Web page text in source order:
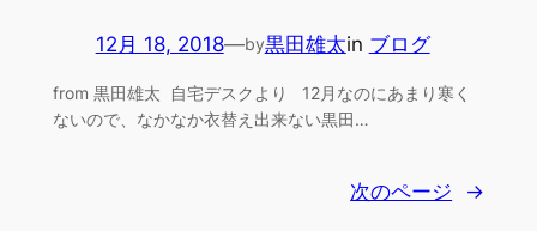
12月 18, 2018—by黒田雄太in ブログ
from 黒田雄太 自宅デスクより 12月なのにあまり寒く
ないので、なかなか衣替え出来ない黒田…
次のページ →